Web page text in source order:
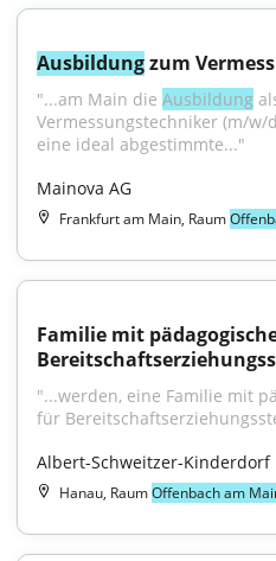
Ausbildung zum
"...am Main die Ausbildung
Vermessungstechniker (m/w/
eine ideal abgestimmte..."
Mainova AG
Frankfurt am Main, Raum
Familie mit
"...werden, eine Familie mit
für
Albert-Schweitzer-Kinderdorf
Hanau, RaumOffenbach am